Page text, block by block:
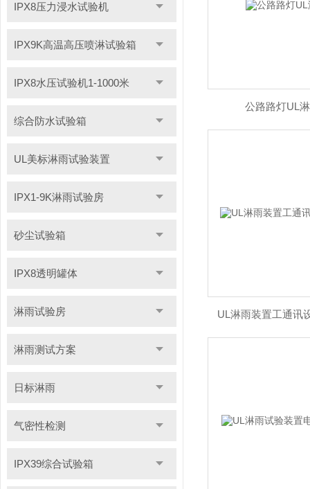
IPX8压力浸水试验机
IPX9K高温高压喷淋试验箱
IPX8水压试验机1-1000米
综合防水试验箱
UL美标淋雨试验装置
IPX1-9K淋雨试验房
砂尘试验箱
IPX8透明罐体
淋雨试验房
淋雨测试方案
日标淋雨
气密性检测
IPX39综合试验箱
公路路灯UL
UL淋雨装置工通讯